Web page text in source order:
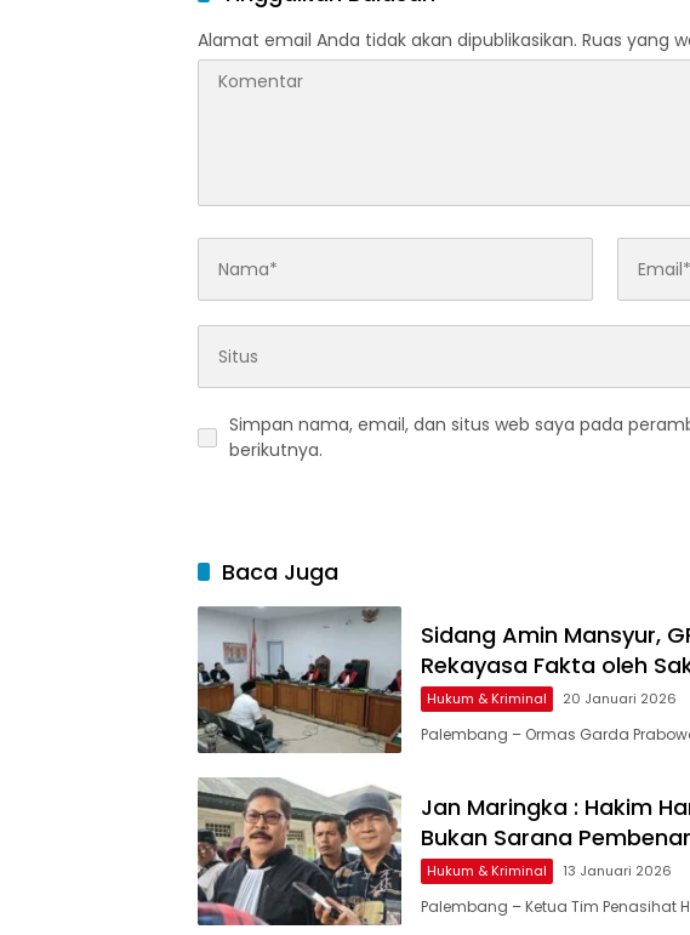
Alamat email Anda tidak akan dipublikasikan. Ruas yang
Simpan nama, email, dan situs web saya pada
berikutnya.
Baca Juga
Sidang Amin Mansyur,
Rekayasa Fakta oleh
Hukum & Kriminal 20 Januari 2026
Palembang – Ormas Garda
Jan Maringka : Hakim
Bukan Sarana
Hukum & Kriminal 13 Januari 2026
Palembang – Ketua Tim Penasihat